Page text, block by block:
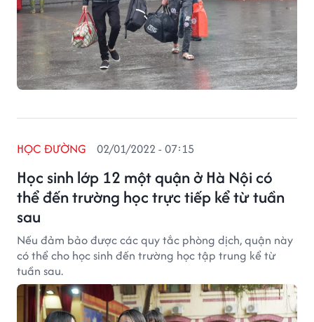
Học sinh lớp 12 một quận ở Hà Nội có
thể đến trường học trực tiếp kể từ tuần
sau
HỌC ĐƯỜNG 02/01/2022 - 07:15
Nếu đảm bảo được các quy tắc phòng dịch, quận này
có thể cho học sinh đến trường học tập trung kể từ
tuần sau.